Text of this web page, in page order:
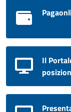
Il